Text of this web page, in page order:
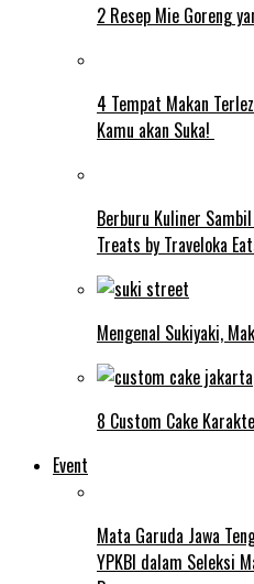
2 Resep Mie Goreng
4 Tempat Makan
Kamu akan Suka!
Berburu Kuliner
Treats by Traveloka
Mengenal Sukiyaki,
8 Custom Cake
Event
Mata Garuda Jawa
YPKBI dalam Seleksi